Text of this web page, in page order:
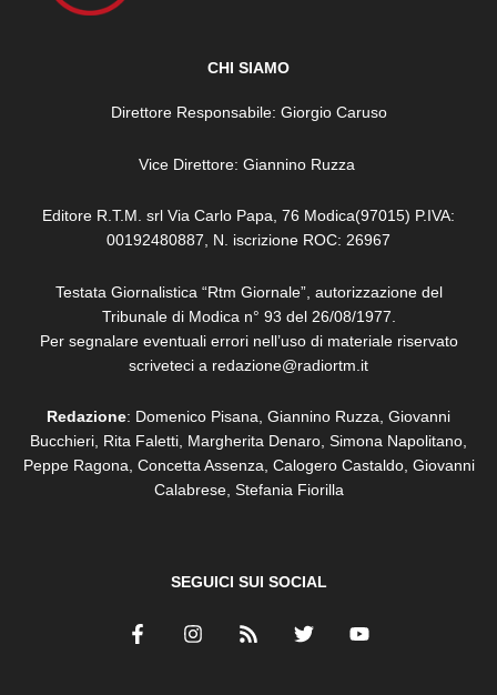
CHI SIAMO
Direttore Responsabile: Giorgio Caruso
Vice Direttore: Giannino Ruzza
Editore R.T.M. srl Via Carlo Papa, 76 Modica(97015) P.IVA:
00192480887, N. iscrizione ROC: 26967
Testata Giornalistica “Rtm Giornale”, autorizzazione del
Tribunale di Modica n° 93 del 26/08/1977.
Per segnalare eventuali errori nell’uso di materiale riservato
scriveteci a redazione@radiortm.it
Redazione: Domenico Pisana, Giannino Ruzza, Giovanni
Bucchieri, Rita Faletti, Margherita Denaro, Simona Napolitano,
Peppe Ragona, Concetta Assenza, Calogero Castaldo, Giovanni
Calabrese, Stefania Fiorilla
SEGUICI SUI SOCIAL
F
a
I
n
R
s
T
w
Y
o